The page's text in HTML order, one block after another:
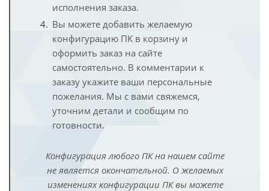
исполнения заказа.
Вы можете добавить желаемую
конфигурацию ПК в корзину и
оформить заказ на сайте
самостоятельно. В комментарии к
заказу укажите ваши персональные
пожелания. Мы с вами свяжемся,
уточним детали и сообщим по
готовности.
Конфигурация любого ПК на нашем сайте
не является окончательной. О желаемых
изменениях конфигурации ПК вы можете